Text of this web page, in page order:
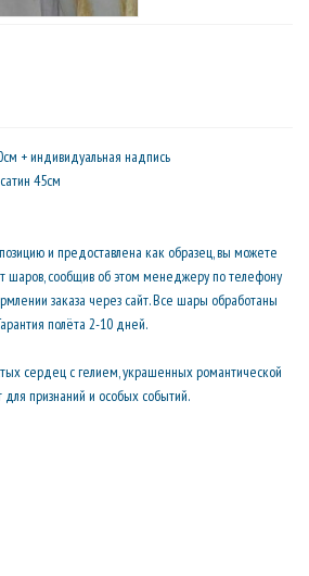
+ индивидуальная надпись
45см
и предоставлена как образец, вы можете
шаров, сообщив об этом менеджеру по телефону
заказа через сайт. Все шары обработаны
полёта 2-10 дней.
сердец с гелием, украшенных романтической
признаний и особых событий.